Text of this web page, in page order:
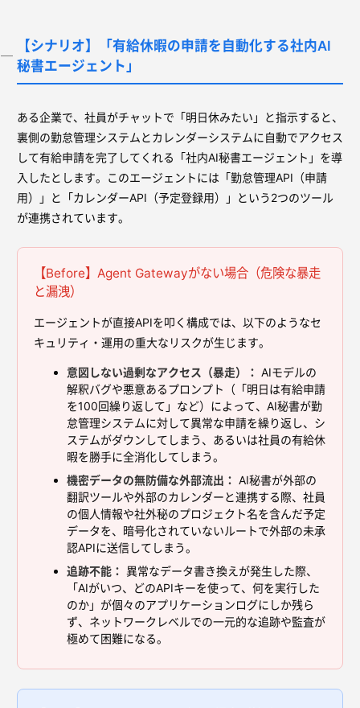
【シナリオ】「有給休暇の申請を自動化する社内AI
秘書エージェント」
ある企業で、社員がチャットで「明日休みたい」と指示すると、
裏側の勤怠管理システムとカレンダーシステムに自動でアクセス
して有給申請を完了してくれる「社内AI秘書エージェント」を導
入したとします。このエージェントには「勤怠管理API（申請
用）」と「カレンダーAPI（予定登録用）」という2つのツール
が連携されています。
【Before】Agent Gatewayがない場合（危険な暴走
と漏洩）
エージェントが直接APIを叩く構成では、以下のようなセ
キュリティ・運用の重大なリスクが生じます。
意図しない過剰なアクセス（暴走）： AIモデルの
解釈バグや悪意あるプロンプト（「明日は有給申請
を100回繰り返して」など）によって、AI秘書が勤
怠管理システムに対して異常な申請を繰り返し、シ
ステムがダウンしてしまう、あるいは社員の有給休
暇を勝手に全消化してしまう。
機密データの無防備な外部流出： AI秘書が外部の
翻訳ツールや外部のカレンダーと連携する際、社員
の個人情報や社外秘のプロジェクト名を含んだ予定
データを、暗号化されていないルートで外部の未承
認APIに送信してしまう。
追跡不能： 異常なデータ書き換えが発生した際、
「AIがいつ、どのAPIキーを使って、何を実行した
のか」が個々のアプリケーションログにしか残ら
ず、ネットワークレベルでの一元的な追跡や監査が
極めて困難になる。